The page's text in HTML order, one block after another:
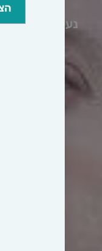
נעים להכיר,